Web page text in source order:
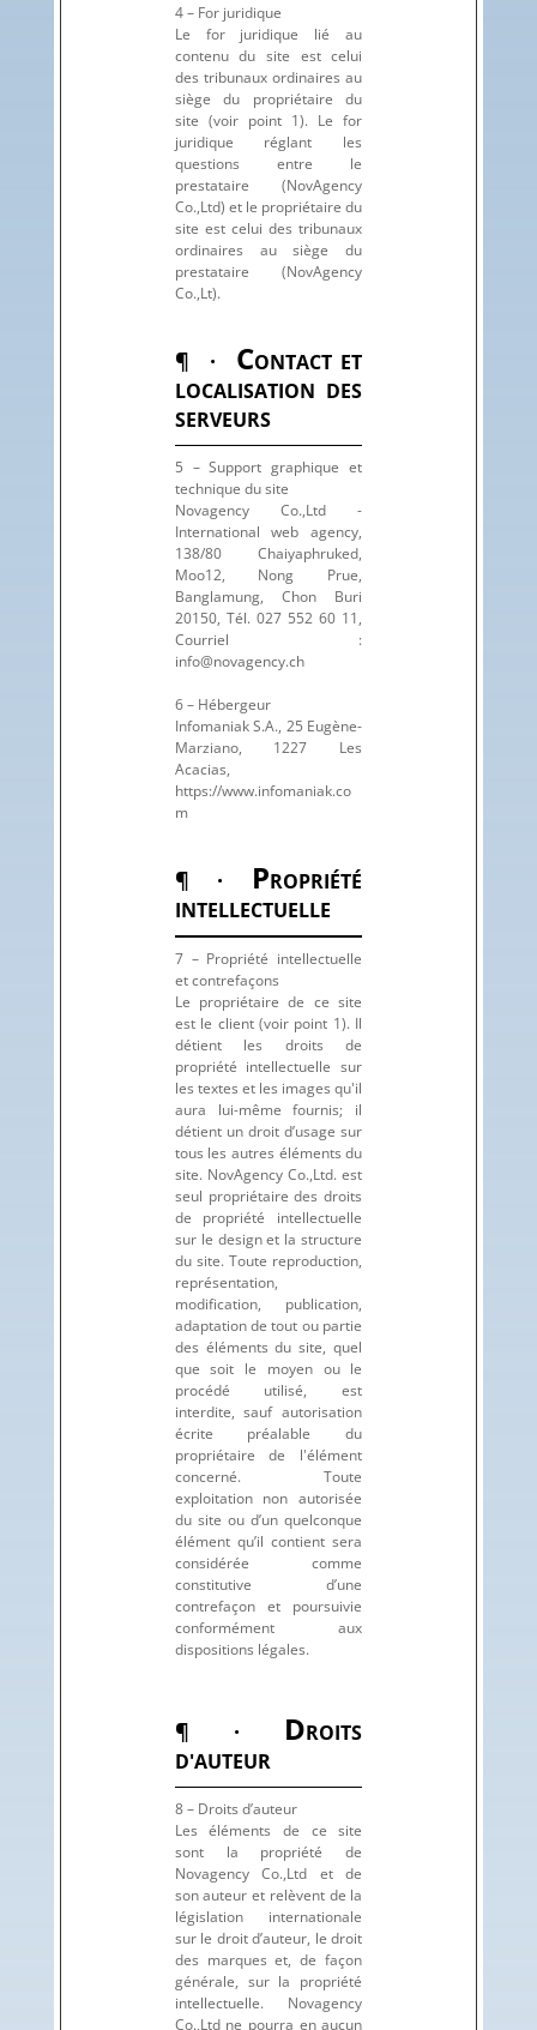
4 – For juridique
Le for juridique lié au
contenu du site est celui
des tribunaux ordinaires au
siège du propriétaire du
site (voir point 1). Le for
juridique réglant les
questions entre le
prestataire (NovAgency
Co.,Ltd) et le propriétaire du
site est celui des tribunaux
ordinaires au siège du
prestataire (NovAgency
Co.,Lt).
¶ · CONTACT ET
LOCALISATION DES
SERVEURS
5 – Support graphique et
technique du site
Novagency Co.,Ltd -
International web agency,
138/80 Chaiyaphruked,
Moo12, Nong Prue,
Banglamung, Chon Buri
20150, Tél. 027 552 60 11,
Courriel :
info@novagency.ch
6 – Hébergeur
Infomaniak S.A., 25 Eugène-
Marziano, 1227 Les
Acacias,
https://www.infomaniak.co
m
¶ · PROPRIÉTÉ
INTELLECTUELLE
7 – Propriété intellectuelle
et contrefaçons
Le propriétaire de ce site
est le client (voir point 1). Il
détient les droits de
propriété intellectuelle sur
les textes et les images qu'il
aura lui-même fournis; il
détient un droit d’usage sur
tous les autres éléments du
site. NovAgency Co.,Ltd. est
seul propriétaire des droits
de propriété intellectuelle
sur le design et la structure
du site. Toute reproduction,
représentation,
modification, publication,
adaptation de tout ou partie
des éléments du site, quel
que soit le moyen ou le
procédé utilisé, est
interdite, sauf autorisation
écrite préalable du
propriétaire de l'élément
concerné. Toute
exploitation non autorisée
du site ou d’un quelconque
élément qu’il contient sera
considérée comme
constitutive d’une
contrefaçon et poursuivie
conformément aux
dispositions légales.
¶ · DROITS
D'AUTEUR
8 – Droits d’auteur
Les éléments de ce site
sont la propriété de
Novagency Co.,Ltd et de
son auteur et relèvent de la
législation internationale
sur le droit d’auteur, le droit
des marques et, de façon
générale, sur la propriété
intellectuelle. Novagency
Co.,Ltd ne pourra en aucun